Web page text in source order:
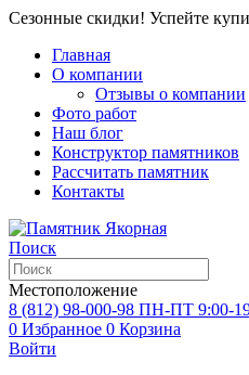
Сезонные скидки! Успейте
Главная
О компании
Отзывы о компании
Фото работ
Наш блог
Конструктор памятников
Рассчитать памятник
Контакты
Поиск
Местоположение
8 (812) 98-000-98 ПН-ПТ 9:00-
0 Избранное 0 Корзина
Войти